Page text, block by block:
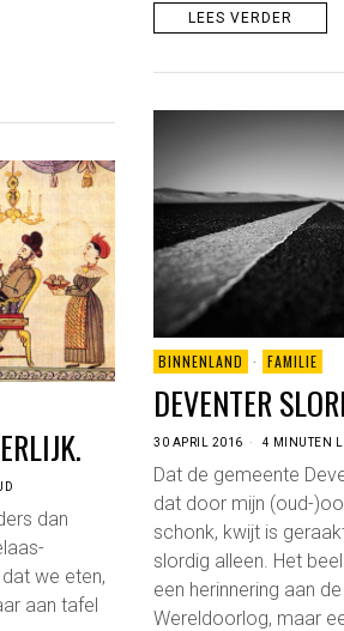
LEES VERDER
BINNENLAND · FAMILIE
DEVENTER
30 APRIL 2016 4 MINUTEN
Dat de gemeente
dat door mijn (oud-
schonk, kwijt is
slordig alleen. Het
een herinnering aan
Wereldoorlog, maar
dan
we eten,
aan tafel